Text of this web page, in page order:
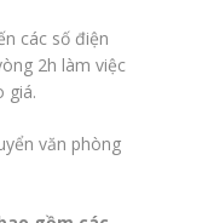
các số điện
2h làm việc
giá.
văn phòng